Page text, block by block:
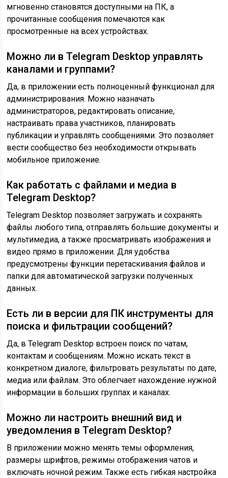
мгновенно становятся доступными на ПК, а
прочитанные сообщения помечаются как
просмотренные на всех устройствах.
Можно ли в Telegram Desktop управлять
каналами и группами?
Да, в приложении есть полноценный функционал для
администрирования. Можно назначать
администраторов, редактировать описание,
настраивать права участников, планировать
публикации и управлять сообщениями. Это позволяет
вести сообщество без необходимости открывать
мобильное приложение.
Как работать с файлами и медиа в
Telegram Desktop?
Telegram Desktop позволяет загружать и сохранять
файлы любого типа, отправлять большие документы и
мультимедиа, а также просматривать изображения и
видео прямо в приложении. Для удобства
предусмотрены функции перетаскивания файлов и
папки для автоматической загрузки полученных
данных.
Есть ли в версии для ПК инструменты для
поиска и фильтрации сообщений?
Да, в Telegram Desktop встроен поиск по чатам,
контактам и сообщениям. Можно искать текст в
конкретном диалоге, фильтровать результаты по дате,
медиа или файлам. Это облегчает нахождение нужной
информации в больших группах и каналах.
Можно ли настроить внешний вид и
уведомления в Telegram Desktop?
В приложении можно менять темы оформления,
размеры шрифтов, режимы отображения чатов и
включать ночной режим. Также есть гибкая настройка